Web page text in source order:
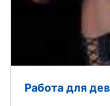
Работа для